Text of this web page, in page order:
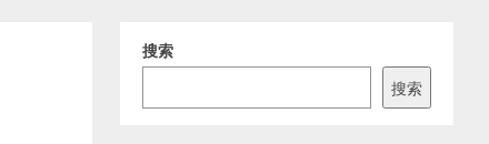
搜索
搜索